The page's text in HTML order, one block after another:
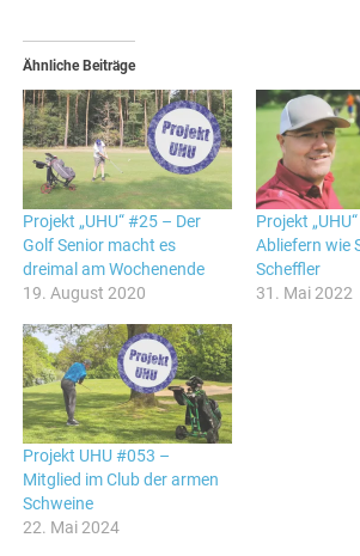
Ähnliche Beiträge
Projekt „UHU“ #25 – Der
Golf Senior macht es
dreimal am Wochenende
19. August 2020
Projekt
Abliefern wie
Scheffler
31. Mai 2022
Projekt UHU #053 –
Mitglied im Club der armen
Schweine
22. Mai 2024